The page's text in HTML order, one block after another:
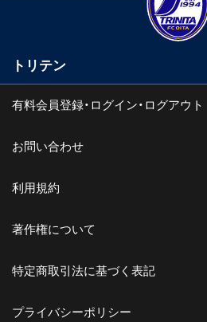
トリテン
有料会員登録・ログイン・ログアウト
お問い合わせ
利用規約
著作権について
特定商取引法に基づく表記
プライバシーポリシー